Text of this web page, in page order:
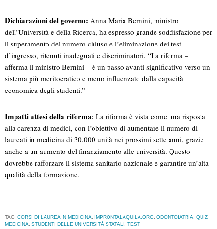
Dichiarazioni del governo: Anna Maria Bernini, ministro
dell’Università e della Ricerca, ha espresso grande soddisfazione per
il superamento del numero chiuso e l’eliminazione dei test
d’ingresso, ritenuti inadeguati e discriminatori. “La riforma –
afferma il ministro Bernini – è un passo avanti significativo verso un
sistema più meritocratico e meno influenzato dalla capacità
economica degli studenti.”
Impatti attesi della riforma: La riforma è vista come una risposta
alla carenza di medici, con l’obiettivo di aumentare il numero di
laureati in medicina di 30.000 unità nei prossimi sette anni, grazie
anche a un aumento del finanziamento alle università. Questo
dovrebbe rafforzare il sistema sanitario nazionale e garantire un’alta
qualità della formazione.
TAG: CORSI DI LAUREA IN MEDICINA, IMPRONTALAQUILA.ORG, ODONTOIATRIA, QUIZ
MEDICINA, STUDENTI DELLE UNIVERSITÀ STATALI, TEST